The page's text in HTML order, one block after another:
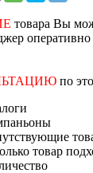
товара Вы
по
товар